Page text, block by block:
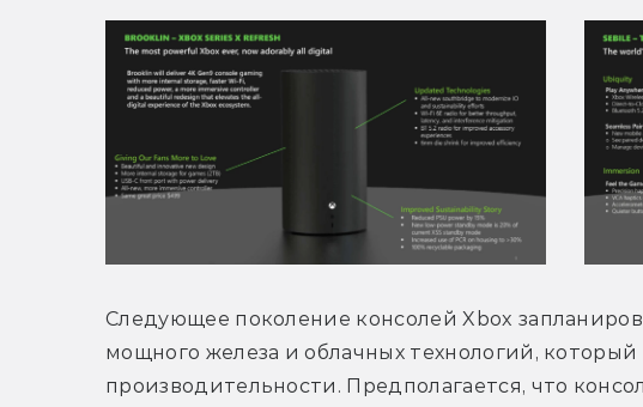
Следующее поколение консолей Xbox
мощного железа и облачных технологий,
производительности. Предполагается, что